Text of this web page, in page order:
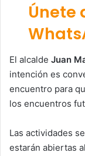
Únete
El alcalde Juan
intención es
encuentro para
los encuentros
Las actividades
estarán abiertas